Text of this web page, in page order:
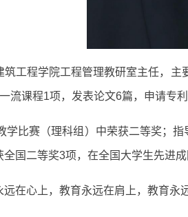
工程学院工程管理教研室主任，
流课程1项，发表论文6篇，申请专利
学比赛（理科组）中荣获二等奖；
国二等奖3项，在全国大学生先进
在心上，教育永远在肩上，教育永